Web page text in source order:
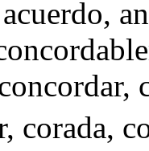
acuerdo,
,
, corada,